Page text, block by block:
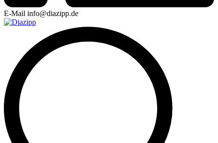
E-Mail info@diazipp.de